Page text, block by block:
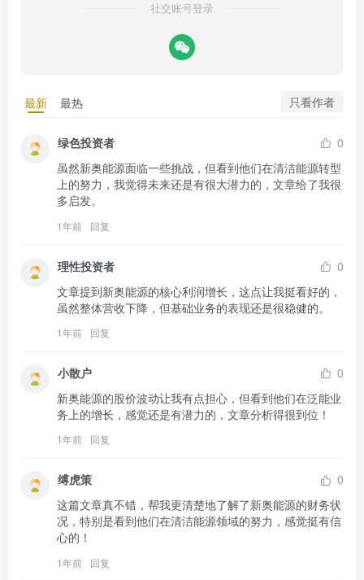
社交账号登录
最新 最热 只看作者
绿色投资者
0
虽然新奥能源面临一些挑战，但看到他们在清洁能源转型
上的努力，我觉得未来还是有很大潜力的，文章给了我很
多启发。
1年前 回复
理性投资者
0
文章提到新奥能源的核心利润增长，这点让我挺看好的，
虽然整体营收下降，但基础业务的表现还是很稳健的。
1年前 回复
小散户
0
新奥能源的股价波动让我有点担心，但看到他们在泛能业
务上的增长，感觉还是有潜力的，文章分析得很到位！
1年前 回复
缚虎策
0
这篇文章真不错，帮我更清楚地了解了新奥能源的财务状
况，特别是看到他们在清洁能源领域的努力，感觉挺有信
心的！
1年前 回复